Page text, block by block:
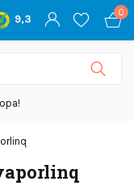
9,3
0